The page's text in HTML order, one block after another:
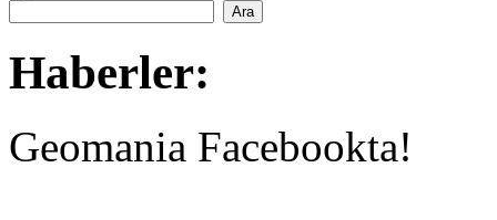
Haberler:
Geomania Facebookta!